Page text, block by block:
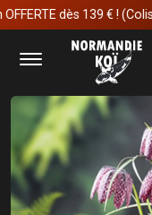
dès 139 € ! (Colis ≤ 29
Accueil
Fournitures
Plantes aquatiques